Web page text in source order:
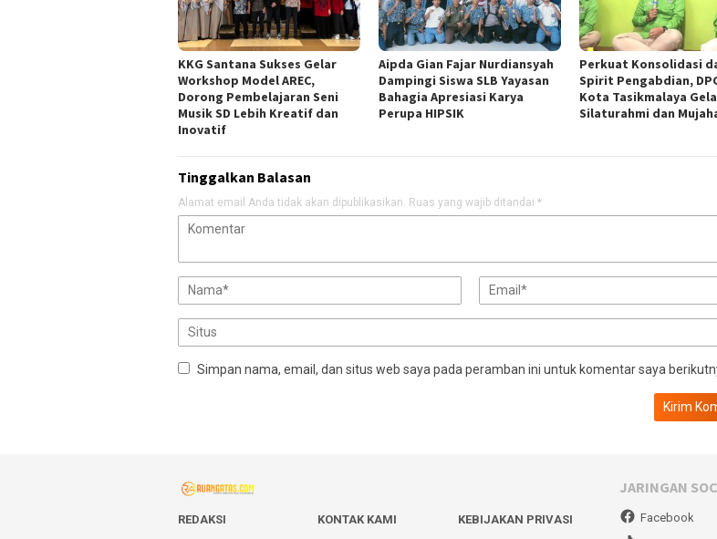
KKG Santana Sukses Gelar
Workshop Model AREC,
Dorong Pembelajaran Seni
Musik SD Lebih Kreatif dan
Inovatif
Aipda Gian Fajar Nurdiansyah
Dampingi Siswa SLB Yayasan
Bahagia Apresiasi Karya
Perupa HIPSIK
Perkuat Konsolidasi
Spirit Pengabdian,
Kota Tasikmalaya
Silaturahmi dan
Tinggalkan Balasan
Alamat email Anda tidak akan dipublikasikan. Ruas yang wajib ditandai *
Simpan nama, email, dan situs web saya pada peramban ini untuk komentar saya
REDAKSI KONTAK KAMI KEBIJAKAN PRIVASI
JARINGAN
Facebook